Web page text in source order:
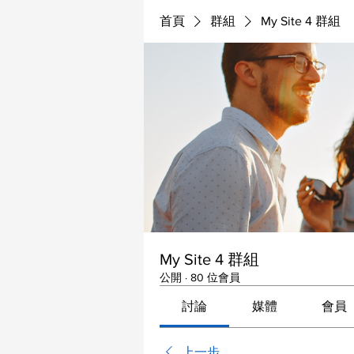
首頁 群組 My Site 4 群組
My Site 4 群組
公開 · 80 位會員
討論 媒體 會員